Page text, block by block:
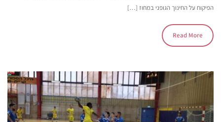
הפיקוח על החינוך הגופני במחוז […]
Read More